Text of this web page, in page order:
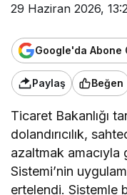
29 Haziran 2026,
Google'da Abone
Paylaş Beğen
Ticaret Bakanlığı
dolandırıcılık,
azaltmak amacıyla
Sistemi’nin
ertelendi. Sistemle